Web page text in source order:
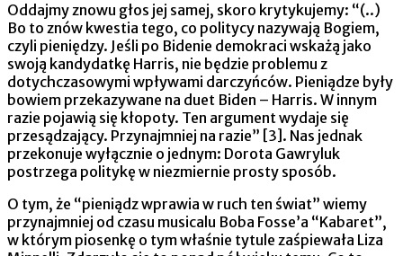
Oddajmy znowu głos jej samej, skoro krytykujemy: “(..)
Bo to znów kwestia tego, co politycy nazywają Bogiem,
czyli pieniędzy. Jeśli po Bidenie demokraci wskażą jako
swoją kandydatkę Harris, nie będzie problemu z
dotychczasowymi wpływami darczyńców. Pieniądze były
bowiem przekazywane na duet Biden – Harris. W innym
razie pojawią się kłopoty. Ten argument wydaje się
przesądzający. Przynajmniej na razie” [3]. Nas jednak
przekonuje wyłącznie o jednym: Dorota Gawryluk
postrzega politykę w niezmiernie prosty sposób.
O tym, że “pieniądz wprawia w ruch ten świat” wiemy
przynajmniej od czasu musicalu Boba Fosse’a “Kabaret”,
w którym piosenkę o tym właśnie tytule zaśpiewała Liza